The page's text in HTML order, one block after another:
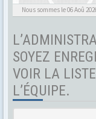
Nous sommes le 06 Aoû
SOYEZ
VOIR LA
L’ÉQUIPE.